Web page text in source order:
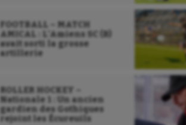
FOOTBALL – MATCH
AMICAL : L’Amiens SC (B)
avait sorti la grosse
artillerie
ROLLER HOCKEY –
Nationale 1 : Un ancien
gardien des Gothiques
rejoint les Écureuils